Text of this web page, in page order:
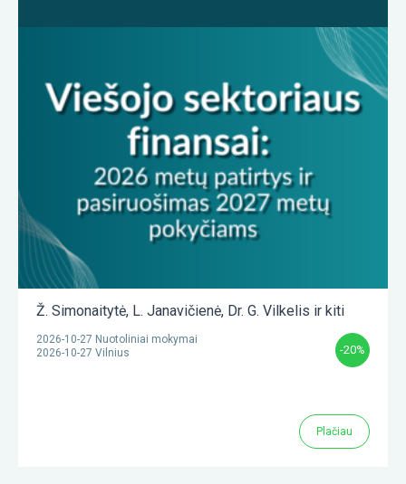
Ž. Simonaitytė, L. Janavičienė, Dr. G. Vilkelis ir kiti
2026-10-27 Nuotoliniai mokymai
2026-10-27 Vilnius
-20%
Plačiau